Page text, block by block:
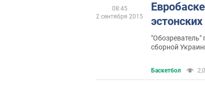
"Обозреватель"
сборной
Баскетбол
08:45
2 сентября 2015